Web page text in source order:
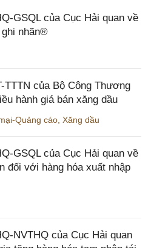
GSQL của Cục Hải quan về
nhãn®
TTTN của Bộ Công Thương
hành giá bán xăng dầu
Quảng cáo Xăng dầu
GSQL của Cục Hải quan về
đối với hàng hóa xuất nhập
NVTHQ của Cục Hải quan